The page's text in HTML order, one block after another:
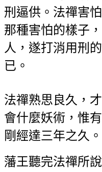
刑逼供。法禪害
那種害怕的樣子
人，遂打消用刑
已。
法禪熟思良久，
會什麼妖術，惟
剛經達三年之久
藩王聽完法禪所